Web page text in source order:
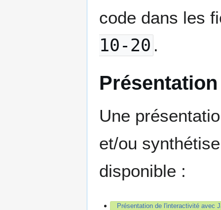
code dans les
10-20 .
Une
et/ou
disponible :
Présentation de l'interactivité avec